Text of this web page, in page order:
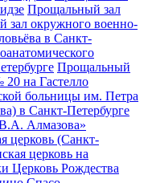
Прощальный зал
зал окружного военно-
в Санкт-
Прощальный
на Гастелло
больницы им. Петра
в Санкт-Петербурге
Алмазова»
церковь (Санкт-
церковь на
Церковь Рождества